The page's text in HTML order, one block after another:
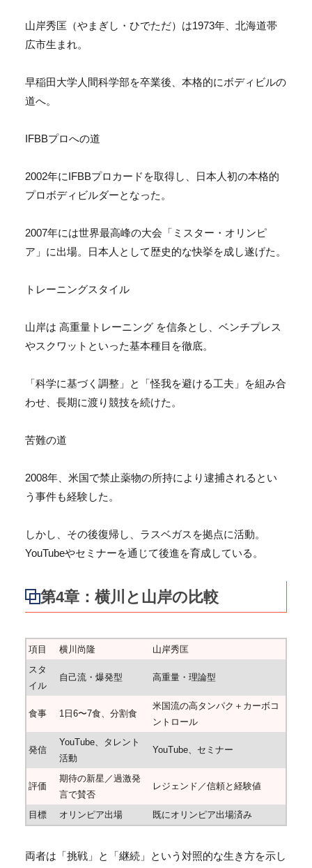
山岸秀匡（やまぎし・ひでただ）は1973年、 北海道帯
広市生まれ。
早稲田大学人間科学部を卒業後、本格的にボディビルの
道へ。
IFBBプロへの道
2002年にIFBBプロカードを取得し、
日本人初の本格的
プロボディビルダーとなった。
2007年には世界最高峰の大会「ミスター・オリンピ
ア」 に出場。日本人として歴史的な快挙を成し遂げた。
トレーニングスタイル
山岸は 高重量トレーニング を信条とし、ベンチプレス
やスクワットといった基本種目を徹底。
「科学に基づく調整」と「怪我を避ける工夫」を組み合
わせ、 長期に渡り競技を続けた。
苦難の道
2008年、 米国で禁止薬物の所持により逮捕されるとい
う事件も経験した。
しかし、その後復帰し、ラスベガスを拠点に活動。
YouTubeやセミナーを通じて後進を育成している。
第4章：横川と山岸の比較
項目 横川尚隆
山岸秀匡
スタ
イル
自己流・爆発型 高重量・理論型
食事 1日6〜7食、分割食
米国流の高タンパク＋カーボコ
ントロール
発信
YouTube、タレント
活動
YouTube、セミナー
評価
期待の新星／過激発
言で賛否
レジェンド／信頼と経験値
目標 オリンピア出場 既にオリンピア出場済み
両者は「挑戦」と「継続」という対照的な生き方を示し